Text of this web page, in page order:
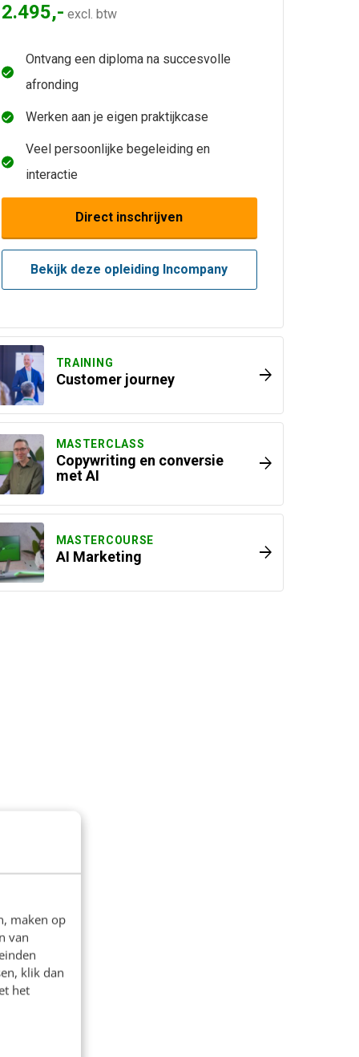
maken op
van
klik dan
het
Direct inschrijven
Bekijk deze opleiding Incompany
2.495,- excl. btw
Ontvang een diploma na succesvolle
afronding
Werken aan je eigen praktijkcase
Veel persoonlijke begeleiding en
interactie
TRAINING
Customer journey arrow_forward
MASTERCLASS
Copywriting en conversie
met AI
arrow_forward
MASTERCOURSE
AI Marketing arrow_forward